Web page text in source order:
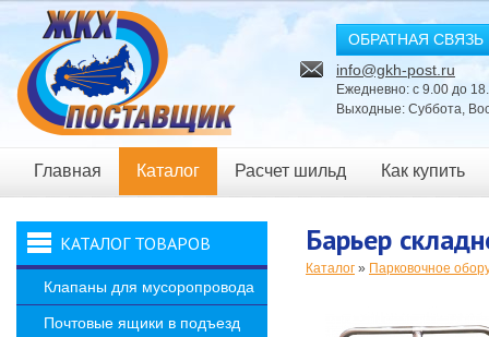
ОБРАТНАЯ СВЯЗЬ
info@gkh-post.ru
Ежедневно: с 9.00 до
Выходные: Суббота,
Главная Каталог Расчет шильд Как купить
Новости
КАТАЛОГ ТОВАРОВ
Клапаны для мусоропровода
Почтовые ящики в подъезд
Барьер
Каталог » Парковочное